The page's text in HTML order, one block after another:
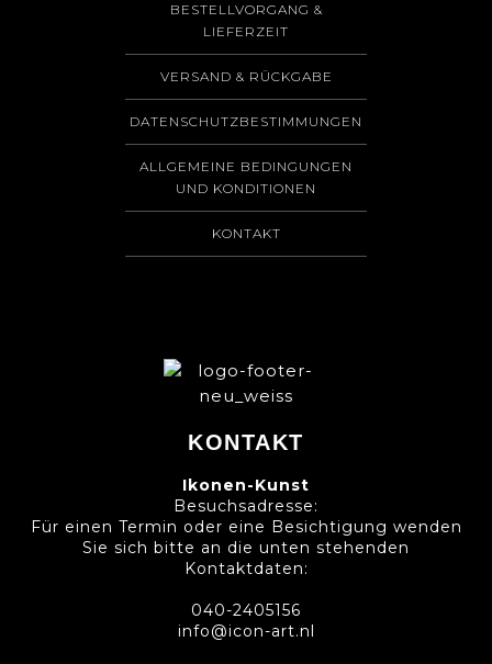
BESTELLVORGANG &
LIEFERZEIT
VERSAND & RÜCKGABE
DATENSCHUTZBESTIMMUNGEN
ALLGEMEINE BEDINGUNGEN
UND KONDITIONEN
KONTAKT
KONTAKT
Ikonen-Kunst
Besuchsadresse:
Für einen Termin oder eine Besichtigung wenden
Sie sich bitte an die unten stehenden
Kontaktdaten:
040-2405156
info@icon-art.nl